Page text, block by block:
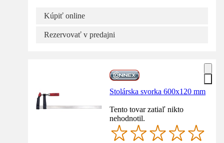
Kúpiť online
Rezervovať v predajni
Stolárska svorka 600x120 mm
Tento tovar zatiaľ nikto
nehodnotil.